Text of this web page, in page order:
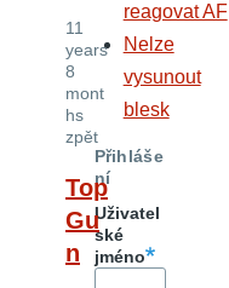
11
years
8
mont
hs
zpět
Top
Gu
n
reagovat AF
Nelze
vysunout
blesk
Přihláše
ní
Uživatel
ské
jméno